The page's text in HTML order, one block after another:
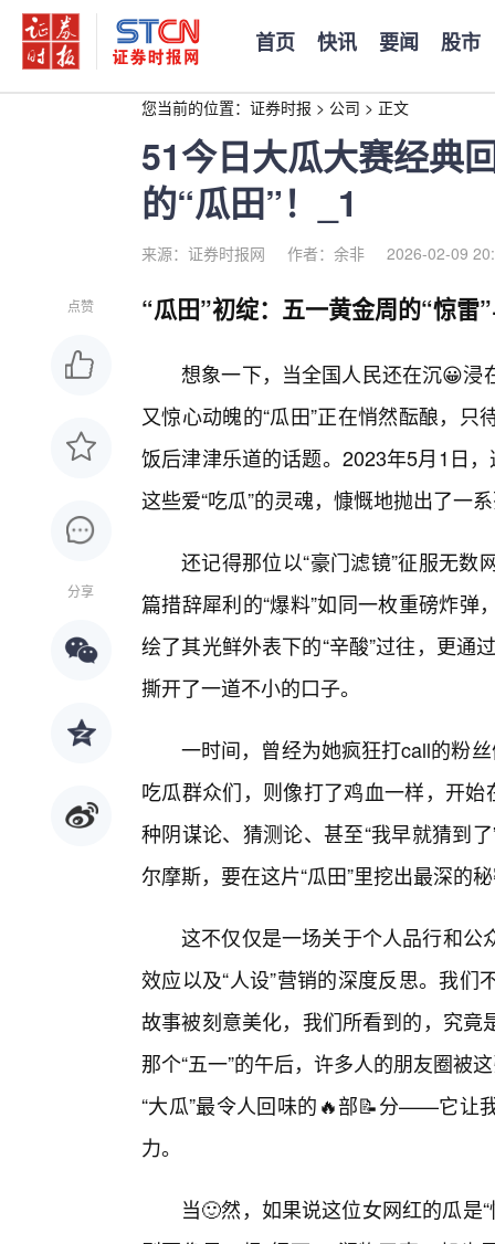
首页 快讯 要闻 股市
您当前的位置： 证券时报 > 公司 > 正文
51今日大瓜大赛经典
的“瓜田”！_1
来源：证券时报网 作者：余非 2026-02-09
点赞
分享
“瓜田”初绽：五一黄金周的“惊雷
想象一下，当全国人民还在沉😀浸
又惊心动魄的“瓜田”正在悄然酝酿，
饭后津津乐道的话题。2023年5月1日
这些爱“吃瓜”的灵魂，慷慨地抛出了一
还记得那位以“豪门滤镜”征服无
篇措辞犀利的“爆料”如同一枚重磅炸
绘了其光鲜外表下的“辛酸”过往，更通
撕开了一道不小的口子。
一时间，曾经为她疯狂打call的粉
吃瓜群众们，则像打了鸡血一样，开
种阴谋论、猜测论、甚至“我早就猜到
尔摩斯，要在这片“瓜田”里挖出最深的
这不仅仅是一场关于个人品行和公
效应以及“人设”营销的深度反思。我
故事被刻意美化，我们所看到的，究
那个“五一”的午后，许多人的朋友圈被
“大瓜”最令人回味的🔥部📝分——它让
力。
当🙂然，如果说这位女网红的瓜是